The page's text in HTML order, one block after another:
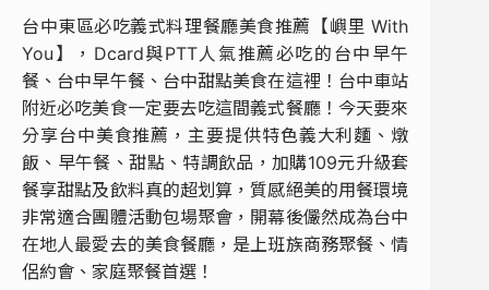
台中東區必吃義式料理餐廳美食推薦【嶼里 With
You】，Dcard與PTT人氣推薦必吃的台中早午
餐、台中早午餐、台中甜點美食在這裡！台中車站
附近必吃美食一定要去吃這間義式餐廳！今天要來
分享台中美食推薦，主要提供特色義大利麵、燉
飯、早午餐、甜點、特調飲品，加購109元升級套
餐享甜點及飲料真的超划算，質感絕美的用餐環境
非常適合團體活動包場聚會，開幕後儼然成為台中
在地人最愛去的美食餐廳，是上班族商務聚餐、情
侶約會、家庭聚餐首選！